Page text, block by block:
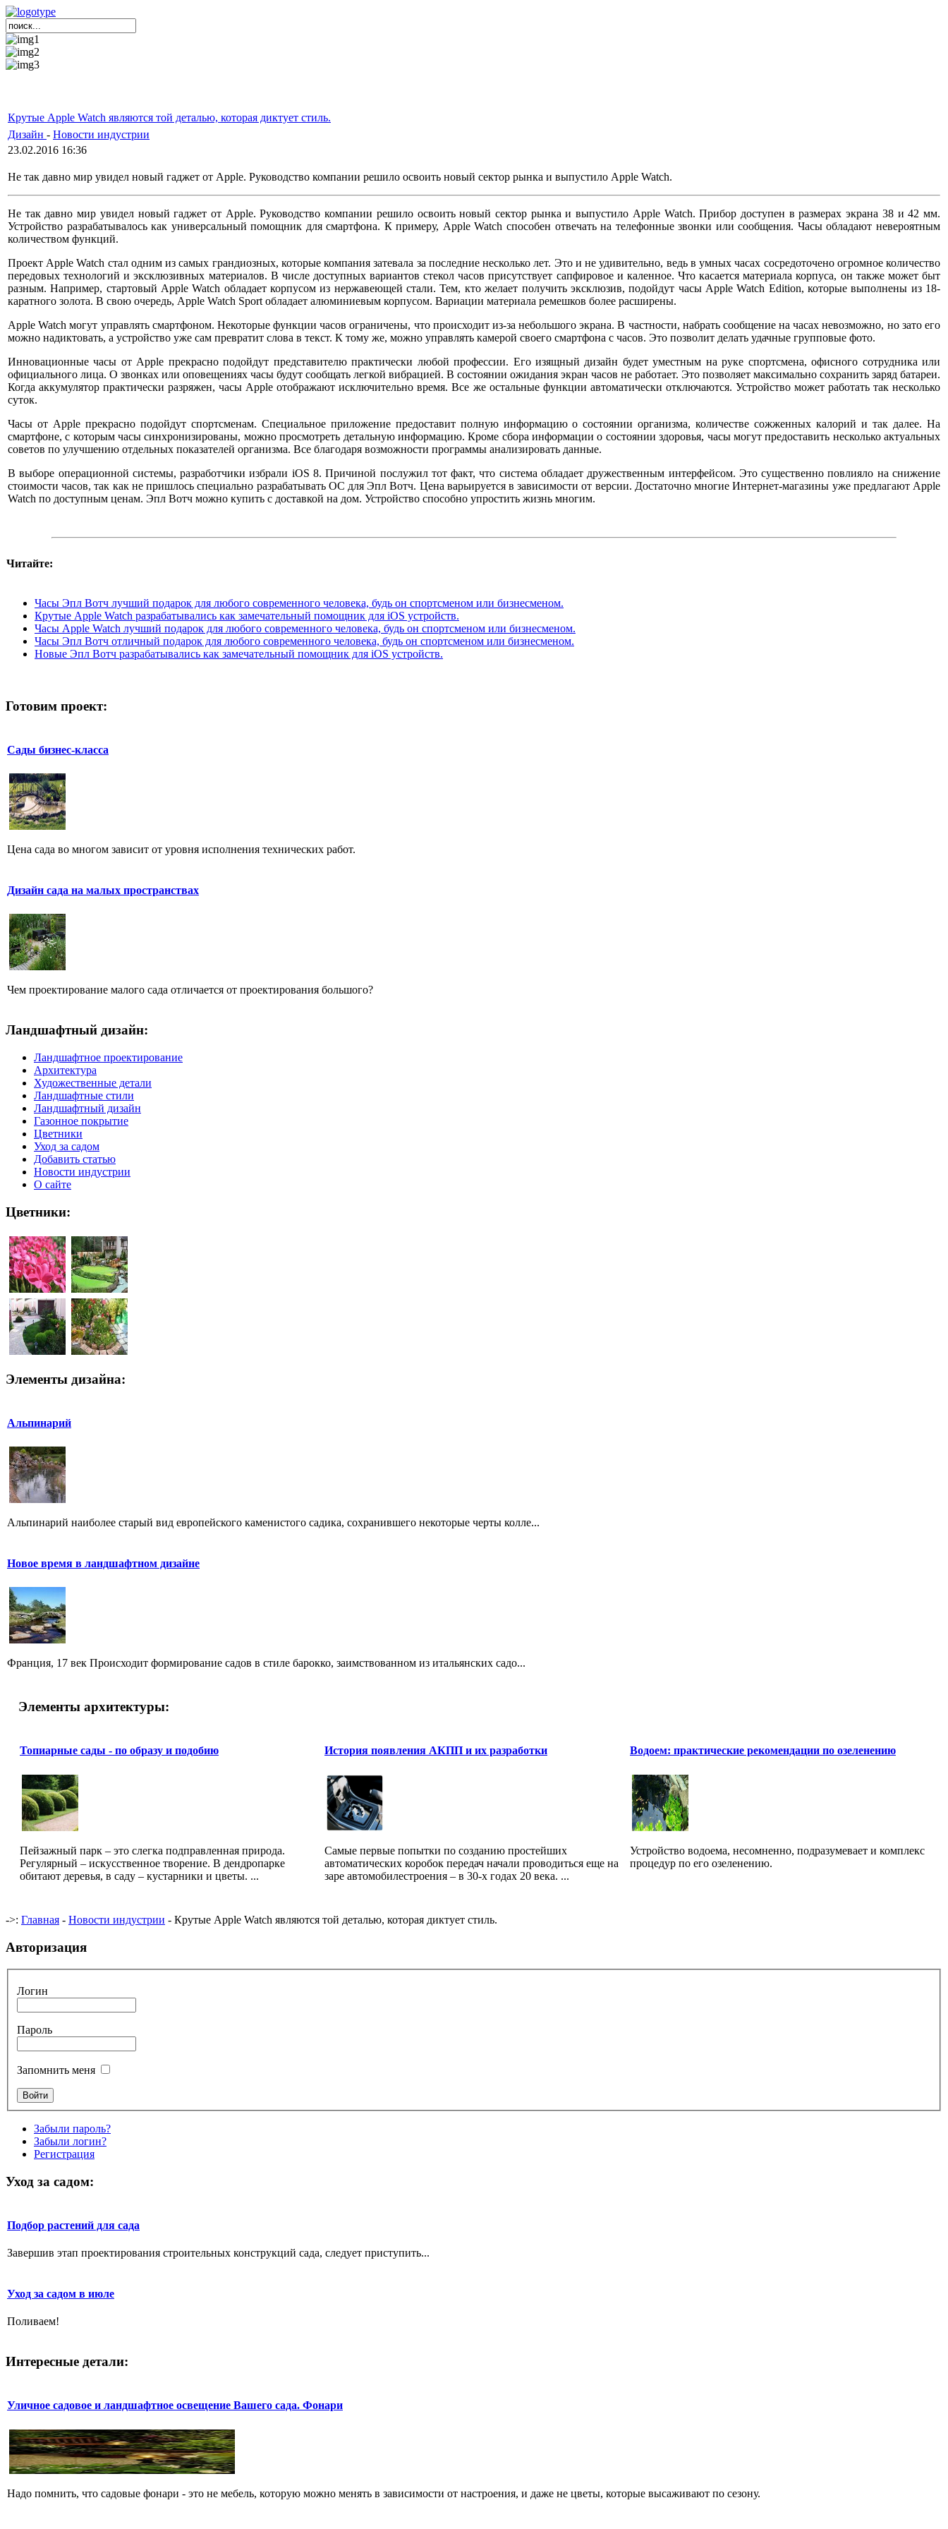
Крутые Apple Watch являются той деталью, которая диктует стиль.
Дизайн - Новости индустрии
23.02.2016 16:36
Не так давно мир увидел новый гаджет от Apple. Руководство компании решило освоить новый сектор рынка и выпустило Apple Watch.
Не так давно мир увидел новый гаджет от Apple. Руководство компании решило освоить новый сектор рынка и выпустило Apple Watch. Прибор доступен в размерах экрана 38 и 42 мм.
Устройство разрабатывалось как универсальный помощник для смартфона. К примеру, Apple Watch способен отвечать на телефонные звонки или сообщения. Часы обладают невероятным
количеством функций.
Проект Apple Watch стал одним из самых грандиозных, которые компания затевала за последние несколько лет. Это и не удивительно, ведь в умных часах сосредоточено огромное количество
передовых технологий и эксклюзивных материалов. В числе доступных вариантов стекол часов присутствует сапфировое и каленное. Что касается материала корпуса, он также может быт
разным. Например, стартовый Apple Watch обладает корпусом из нержавеющей стали. Тем, кто желает получить эксклюзив, подойдут часы Apple Watch Edition, которые выполнены из 18-
каратного золота. В свою очередь, Apple Watch Sport обладает алюминиевым корпусом. Вариации материала ремешков более расширены.
Apple Watch могут управлять смартфоном. Некоторые функции часов ограничены, что происходит из-за небольшого экрана. В частности, набрать сообщение на часах невозможно, но зато его
можно надиктовать, а устройство уже сам превратит слова в текст. К тому же, можно управлять камерой своего смартфона с часов. Это позволит делать удачные групповые фото.
Инновационные часы от Apple прекрасно подойдут представителю практически любой профессии. Его изящный дизайн будет уместным на руке спортсмена, офисного сотрудника или
официального лица. О звонках или оповещениях часы будут сообщать легкой вибрацией. В состоянии ожидания экран часов не работает. Это позволяет максимально сохранить заряд батареи.
Когда аккумулятор практически разряжен, часы Apple отображают исключительно время. Все же остальные функции автоматически отключаются. Устройство может работать так несколько
суток.
Часы от Apple прекрасно подойдут спортсменам. Специальное приложение предоставит полную информацию о состоянии организма, количестве сожженных калорий и так далее. На
смартфоне, с которым часы синхронизированы, можно просмотреть детальную информацию. Кроме сбора информации о состоянии здоровья, часы могут предоставить несколько актуальных
советов по улучшению отдельных показателей организма. Все благодаря возможности программы анализировать данные.
В выборе операционной системы, разработчики избрали iOS 8. Причиной послужил тот факт, что система обладает дружественным интерфейсом. Это существенно повлияло на снижение
стоимости часов, так как не пришлось специально разрабатывать ОС для Эпл Вотч. Цена варьируется в зависимости от версии. Достаточно многие Интернет-магазины уже предлагают Apple
Watch по доступным ценам. Эпл Вотч можно купить с доставкой на дом. Устройство способно упростить жизнь многим.
Читайте:
Часы Эпл Вотч лучший подарок для любого современного человека, будь он спортсменом или бизнесменом.
Крутые Apple Watch разрабатывались как замечательный помощник для iOS устройств.
Часы Apple Watch лучший подарок для любого современного человека, будь он спортсменом или бизнесменом.
Часы Эпл Вотч отличный подарок для любого современного человека, будь он спортсменом или бизнесменом.
Новые Эпл Вотч разрабатывались как замечательный помощник для iOS устройств.
Готовим проект:
Сады бизнес-класса
Цена сада во многом зависит от уровня исполнения технических работ.
Дизайн сада на малых пространствах
Чем проектирование малого сада отличается от проектирования большого?
Ландшафтный дизайн:
Ландшафтное проектирование
Архитектура
Художественные детали
Ландшафтные стили
Ландшафтный дизайн
Газонное покрытие
Цветники
Уход за садом
Добавить статью
Новости индустрии
О сайте
Цветники:
Элементы дизайна:
Альпинарий
Альпинарий наиболее старый вид европейского каменистого садика, сохранившего некоторые черты колле...
Новое время в ландшафтном дизайне
Франция, 17 век Происходит формирование садов в стиле барокко, заимствованном из итальянских садо...
Элементы архитектуры:
Топиарные сады - по образу и подобию
Пейзажный парк – это слегка подправленная природа.
Регулярный – искусственное творение. В дендропарке
обитают деревья, в саду – кустарники и цветы. ...
История появления АКПП и их разработки
Самые первые попытки по созданию простейших
автоматических коробок передач начали проводиться еще на
заре автомобилестроения – в 30-х годах 20 века. ...
Водоем: практические рекомендации по озеленению
Устройство водоема, несомненно, подразумевает и комплекс
процедур по его озеленению.
->: Главная - Новости индустрии - Крутые Apple Watch являются той деталью, которая диктует стиль.
Авторизация
Логин
Пароль
Запомнить меня
Забыли пароль?
Забыли логин?
Регистрация
Уход за садом:
Подбор растений для сада
Завершив этап проектирования строительных конструкций сада, следует приступить...
Уход за садом в июле
Поливаем!
Интересные детали:
Уличное садовое и ландшафтное освещение Вашего сада. Фонари
Надо помнить, что садовые фонари - это не мебель, которую можно менять в зависимости от настроения, и даже не цветы, которые высаживают по сезону.